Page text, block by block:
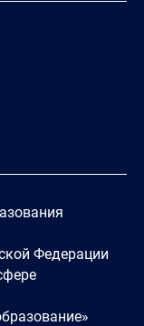
Федерации